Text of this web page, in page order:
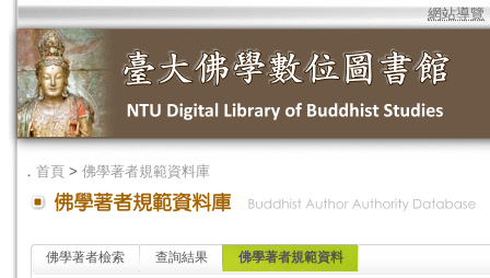
網站導覽
． 首頁 > 佛學著者規範資料庫
佛學著者檢索 查詢結果 佛學著者規範資料